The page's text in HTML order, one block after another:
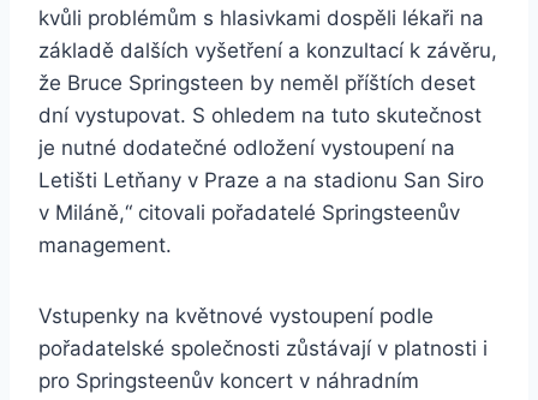
kvůli problémům s hlasivkami dospěli lékaři na
základě dalších vyšetření a konzultací k závěru,
že Bruce Springsteen by neměl příštích deset
dní vystupovat. S ohledem na tuto skutečnost
je nutné dodatečné odložení vystoupení na
Letišti Letňany v Praze a na stadionu San Siro
v Miláně,“ citovali pořadatelé Springsteenův
management.
Vstupenky na květnové vystoupení podle
pořadatelské společnosti zůstávají v platnosti i
pro Springsteenův koncert v náhradním